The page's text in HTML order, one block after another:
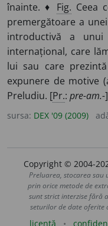
înainte. ♦ Fig. Ceea
premergătoare a
introductivă a
internațional, care
lui sau care
expunere de motive
Preludiu. [Pr.: pre-am.-
sursa: DEX '09 (2009)
Copyright © 2004-
Preluarea, stocarea sau
prin orice metode de
sunt strict interzise fără
seturilor de date oferite
licență